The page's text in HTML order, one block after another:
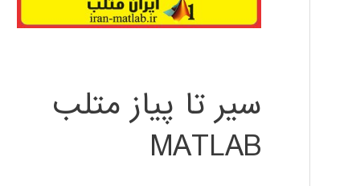
سیر تا پیاز متلب
MATLAB